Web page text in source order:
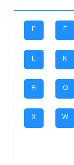
E
F
K
L
Q
R
W
X